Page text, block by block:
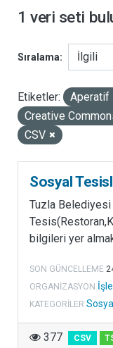
KATEGORILER
ETIKETLER
LISANSLAR
1 veri seti
Sıralama
Etiketler: Aperatif
Creative
CSV
Sosyal
Tuzla
bilgileri yer
SON GÜNCELLEME
ORGANIZASYON
KATEGORILER
377 CSV